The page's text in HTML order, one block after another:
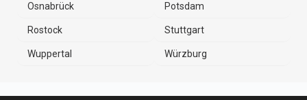
Osnabrück Potsdam
Rostock Stuttgart
Wuppertal Würzburg